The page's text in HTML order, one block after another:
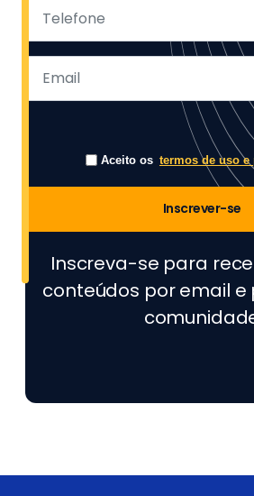
Aceito os termos de uso e
Inscrever-se
Inscreva-se para
conteúdos por email e